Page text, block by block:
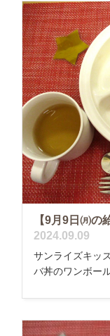
【9月9日㈪の
2024.09.09
サンライズキッ
バ丼のワンボー